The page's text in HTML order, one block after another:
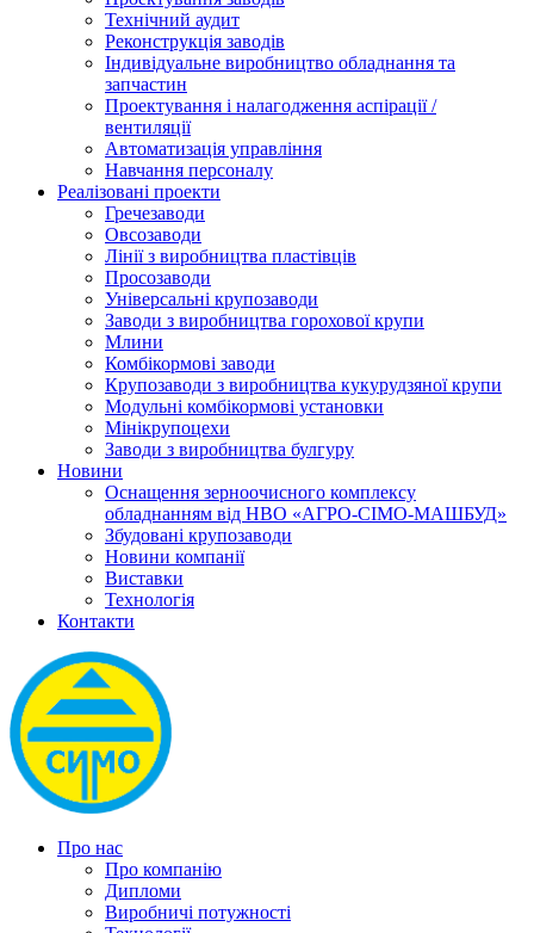
Технічний аудит
Реконструкція заводів
Індивідуальне виробництво обладнання та
запчастин
Проектування і налагодження аспірації /
вентиляції
Автоматизація управління
Навчання персоналу
Реалізовані проекти
Гречезаводи
Овсозаводи
Лінії з виробництва пластівців
Просозаводи
Універсальні крупозаводи
Заводи з виробництва горохової крупи
Млини
Комбікормові заводи
Крупозаводи з виробництва кукурудзяної крупи
Модульні комбікормові установки
Мінікрупоцехи
Заводи з виробництва булгуру
Новини
Оснащення зерноочисного комплексу
обладнанням від НВО «АГРО-СІМО-МАШБУД»
Збудовані крупозаводи
Новини компанії
Виставки
Технологія
Контакти
Про нас
Про компанію
Дипломи
Виробничі потужності